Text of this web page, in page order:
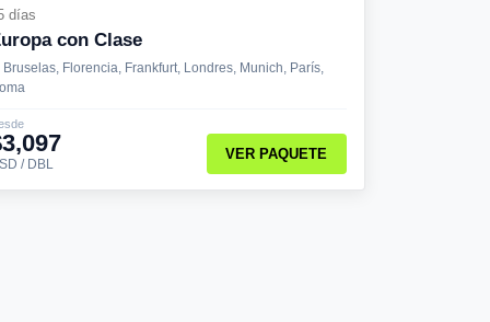
días
con Clase
Bruselas, Florencia, Frankfurt, Londres, Munich, París,
/ DBL
VER PAQUETE